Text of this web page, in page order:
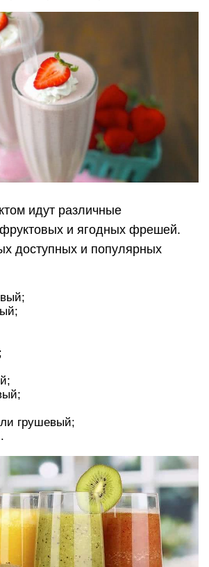
идут различные
и ягодных фрешей.
доступных и популярных
грушевый;